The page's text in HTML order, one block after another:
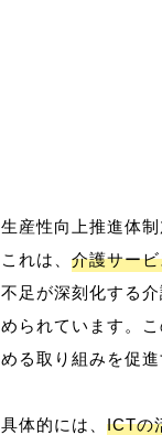
生産性向上推進体
これは、 介護サー
不足が深刻化する
められています。
める取り組みを促進
具体的には、 ICTの